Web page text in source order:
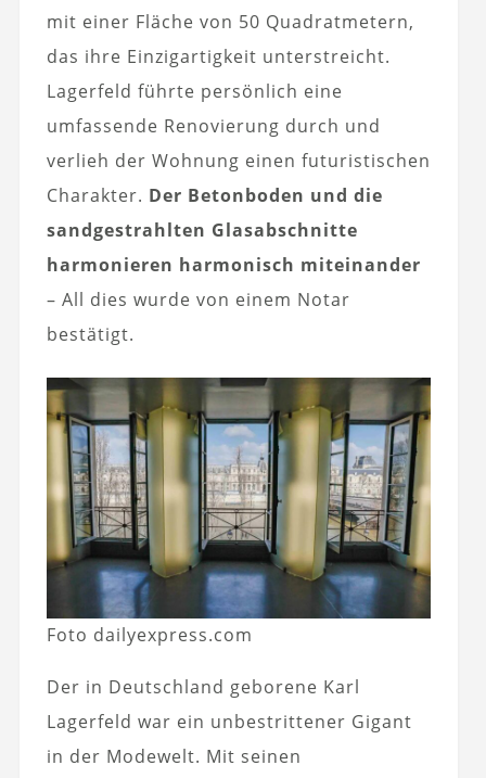
mit einer Fläche von 50 Quadratmetern,
das ihre Einzigartigkeit unterstreicht.
Lagerfeld führte persönlich eine
umfassende Renovierung durch und
verlieh der Wohnung einen futuristischen
Charakter. Der Betonboden und die
sandgestrahlten Glasabschnitte
harmonieren harmonisch miteinander
– All dies wurde von einem Notar
bestätigt.
Foto dailyexpress.com
Der in Deutschland geborene Karl
Lagerfeld war ein unbestrittener Gigant
in der Modewelt. Mit seinen